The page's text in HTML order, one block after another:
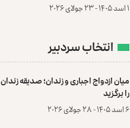
۱ اسد ۱۴۰۵ - ۲۳ جولای ۲۰۲۶
انتخاب سردبیر
میان ازدواج اجباری و زندان؛ صدیقه زندان
را برگزید
۶ اسد ۱۴۰۵ - ۲۸ جولای ۲۰۲۶